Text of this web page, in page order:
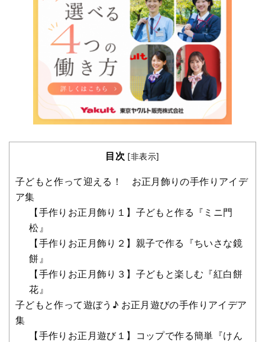
目次 [非表示]
子どもと作って迎える！ お正月飾りの手作りアイデ
ア集
【手作りお正月飾り１】子どもと作る『ミニ門
松』
【手作りお正月飾り２】親子で作る『ちいさな鏡
餅』
【手作りお正月飾り３】子どもと楽しむ『紅白餅
花』
子どもと作って遊ぼう♪ お正月遊びの手作りアイデア
集
【手作りお正月遊び１】コップで作る簡単『けん